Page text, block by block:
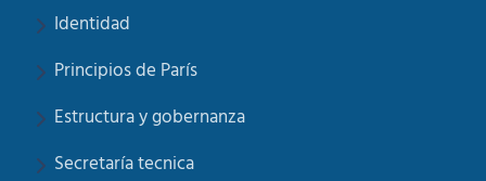
Identidad
Principios de París
Estructura y gobernanza
Secretaría tecnica